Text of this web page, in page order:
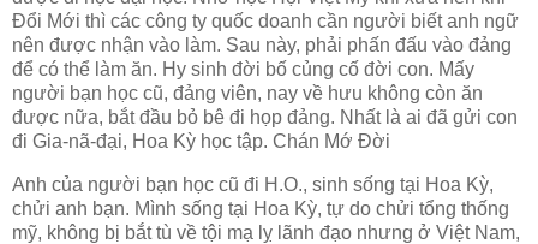
Đổi Mới thì các công ty quốc doanh cần người biết anh ngữ
nên được nhận vào làm. Sau này, phải phấn đấu vào đảng
để có thể làm ăn. Hy sinh đời bố củng cố đời con. Mấy
người bạn học cũ, đảng viên, nay về hưu không còn ăn
được nữa, bắt đầu bỏ bê đi họp đảng. Nhất là ai đã gửi con
đi Gia-nã-đại, Hoa Kỳ học tập. Chán Mớ Đời
Anh của người bạn học cũ đi H.O., sinh sống tại Hoa Kỳ,
chửi anh bạn. Mình sống tại Hoa Kỳ, tự do chửi tổng thống
mỹ, không bị bắt tù về tội mạ lỵ lãnh đạo nhưng ở Việt Nam,